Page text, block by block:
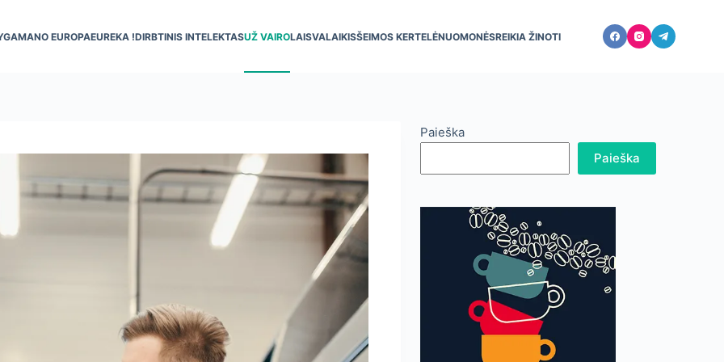
MANO EUROPAEUREKA !DIRBTINIS INTELEKTASUŽ VAIROLAISVALAIKISŠEIMOS KERTELĖNUOMONĖSREIKIA ŽINOTI
Paieška
Paieška